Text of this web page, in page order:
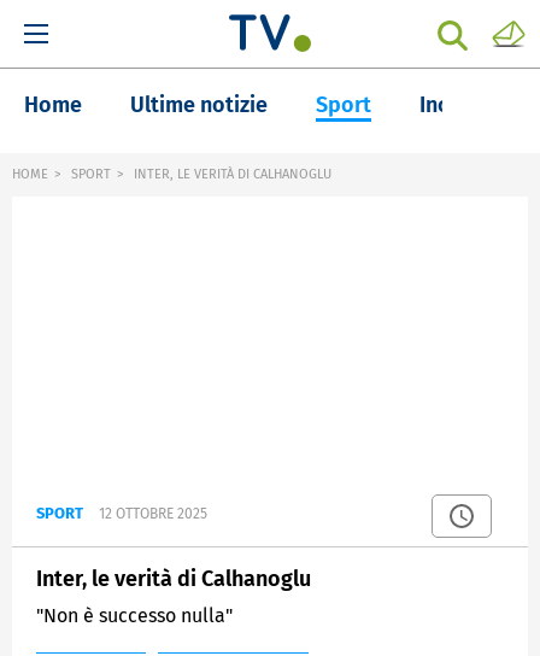
Home Ultime notizie Sport Inchieste
HOME SPORT INTER, LE VERITÀ DI CALHANOGLU
SPORT 12 OTTOBRE 2025
Inter, le verità di Calhanoglu
"Non è successo nulla"